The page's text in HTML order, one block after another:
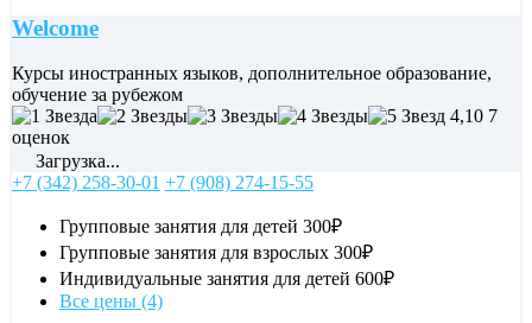
Welcome
Курсы иностранных языков, дополнительное образование,
обучение за рубежом
4,10 7
оценок
Загрузка...
+7 (342) 258-30-01 +7 (908) 274-15-55
Групповые занятия для детей 300₽
Групповые занятия для взрослых 300₽
Индивидуальные занятия для детей 600₽
Все цены (4)